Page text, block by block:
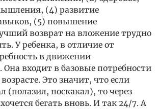
(4) развитие
(5) повышение
возврат на вложение трудно
У ребенка, в отличие от
в движении
. Она входит в базовые потребности
Это значит, что если
(полазил, поскакал), то через
бегать вновь. И так 24/7. А